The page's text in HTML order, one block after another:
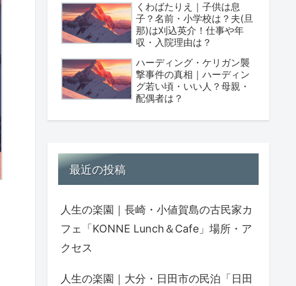
くわばたりえ｜子供は息
子？名前・小学校は？夫(旦
那)は刈込英介！仕事や年
収・入院理由は？
ハーディング・ケリガン襲
撃事件の真相｜ハーディン
グ若い頃・いい人？母親・
配偶者は？
最近の投稿
人生の楽園｜長崎・小値賀島の古民家カ
フェ「KONNE Lunch＆Cafe」場所・ア
クセス
人生の楽園｜大分・日田市の民泊「日田